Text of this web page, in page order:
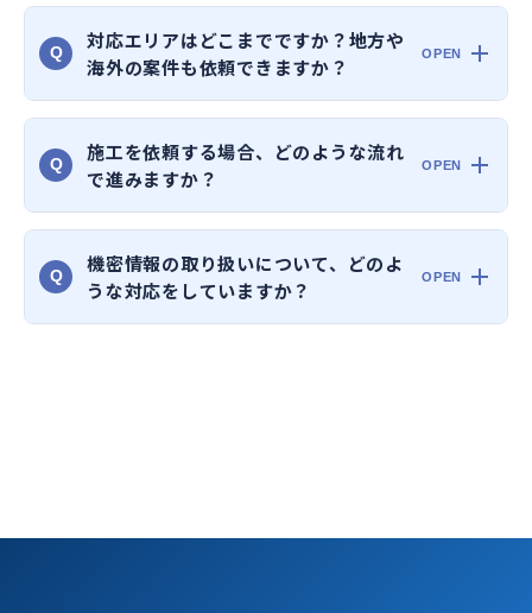
Q
対応エリアはどこまでですか？地方や
海外の案件も依頼できますか？
Q
施工を依頼する場合、どのような流れ
で進みますか？
Q
機密情報の取り扱いについて、どのよ
うな対応をしていますか？